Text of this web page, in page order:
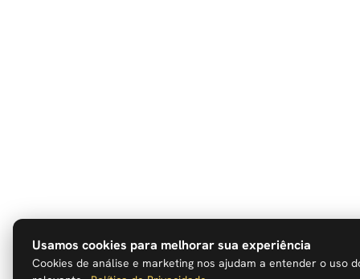
Usamos cookies para melhorar sua experiência
Cookies de análise e marketing nos ajudam a entender o uso